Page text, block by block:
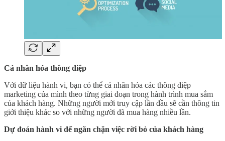
Cá nhân hóa thông điệp
Với dữ liệu hành vi, bạn có thể cá nhân hóa các thông điệp
marketing của mình theo từng giai đoạn trong hành trình mua sắm
của khách hàng. Những người mới truy cập lần đầu sẽ cần thông tin
giới thiệu khác so với những người đã mua hàng nhiều lần.
Dự đoán hành vi để ngăn chặn việc rời bỏ của khách hàng